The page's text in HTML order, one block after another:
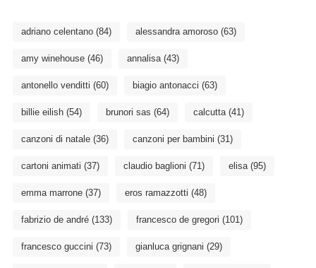
adriano celentano(84) alessandra amoroso(63)
amy winehouse(46) annalisa(43)
antonello venditti (60) biagio antonacci (63)
billie eilish(54) brunori sas (64) calcutta(41)
canzoni di natale(36) canzoni per bambini (31)
cartoni animati (37) claudio baglioni (71) elisa(95)
emma marrone(37) eros ramazzotti (48)
fabrizio de andré(133) francesco de gregori (101)
francesco guccini (73) gianluca grignani (29)